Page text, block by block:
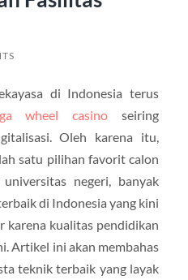
di Indonesia terus
wheel casino seiring
Oleh karena itu,
satu pilihan favorit calon
negeri, banyak
di Indonesia yang kini
karena kualitas pendidikan
Artikel ini akan membahas
teknik terbaik yang layak